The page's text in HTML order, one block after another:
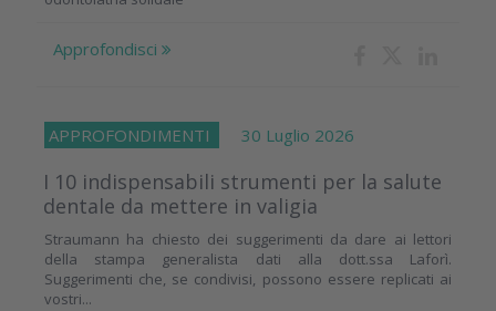
Approfondisci
APPROFONDIMENTI 30 Luglio 2026
I 10 indispensabili strumenti per la salute
dentale da mettere in valigia
Straumann ha chiesto dei suggerimenti da dare ai lettori
della stampa generalista dati alla dott.ssa Laforì.
Suggerimenti che, se condivisi, possono essere replicati ai
vostri...